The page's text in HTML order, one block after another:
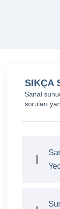
SIKÇA
Sanal
soruları